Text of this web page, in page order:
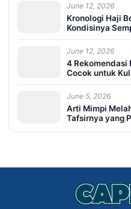
June 12, 2026
Kronologi Haji
Kondisinya
June 12, 2026
4 Rekomendasi
Cocok untuk
June 5, 2026
Arti Mimpi
Tafsirnya yang